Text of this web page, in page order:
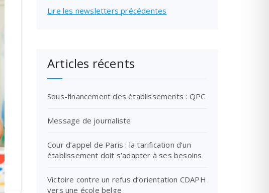
Lire les newsletters précédentes
Articles récents
Sous-financement des établissements : QPC
Message de journaliste
Cour d’appel de Paris : la tarification d’un
établissement doit s’adapter à ses besoins
Victoire contre un refus d’orientation CDAPH
vers une école belge